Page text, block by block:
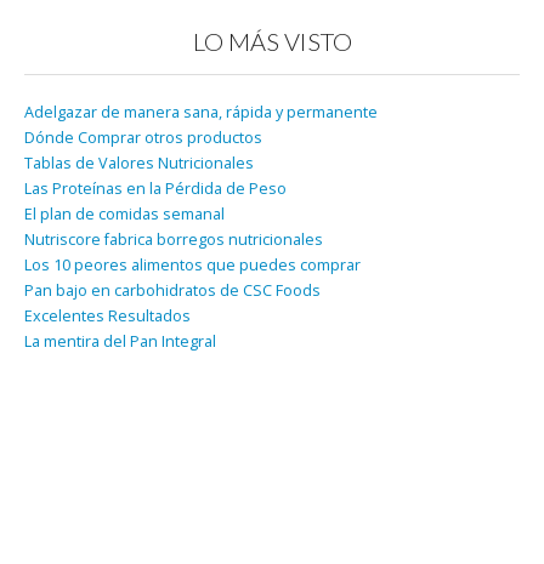
LO MÁS VISTO
Adelgazar de manera sana, rápida y permanente
Dónde Comprar otros productos
Tablas de Valores Nutricionales
Las Proteínas en la Pérdida de Peso
El plan de comidas semanal
Nutriscore fabrica borregos nutricionales
Los 10 peores alimentos que puedes comprar
Pan bajo en carbohidratos de CSC Foods
Excelentes Resultados
La mentira del Pan Integral